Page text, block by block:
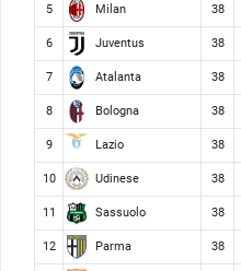
5 Milan 38
6 Juventus 38
7 Atalanta 38
8 Bologna 38
9 Lazio 38
10 Udinese 38
11 Sassuolo 38
12 Parma 38